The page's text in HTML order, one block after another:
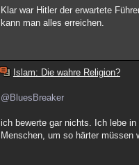
Klar war Hitler der erwartete
kann man alles erreichen.
Islam: Die wahre Religion?
@BluesBreaker
ich bewerte gar nichts. Ich lebe
Menschen, um so härter müssen